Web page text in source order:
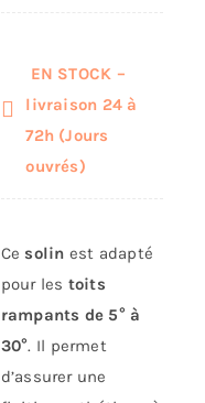
EN STOCK –
livraison 24 à
72h (Jours
ouvrés)
Ce solin est adapté
pour les toits
rampants de 5° à
30°. Il permet
d’assurer une